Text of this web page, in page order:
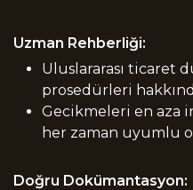
Uzman Rehberliği:
Uluslararası ticaret
prosedürleri
Gecikmeleri en aza
her zaman uyumlu
Doğru Dokümantasyon: